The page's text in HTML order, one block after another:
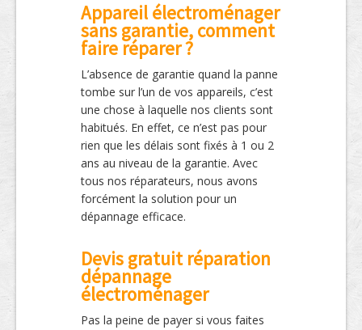
Appareil électroménager
sans garantie, comment
faire réparer ?
L’absence de garantie quand la panne
tombe sur l’un de vos appareils, c’est
une chose à laquelle nos clients sont
habitués. En effet, ce n’est pas pour
rien que les délais sont fixés à 1 ou 2
ans au niveau de la garantie. Avec
tous nos réparateurs, nous avons
forcément la solution pour un
dépannage efficace.
Devis gratuit réparation
dépannage
électroménager
Pas la peine de payer si vous faites